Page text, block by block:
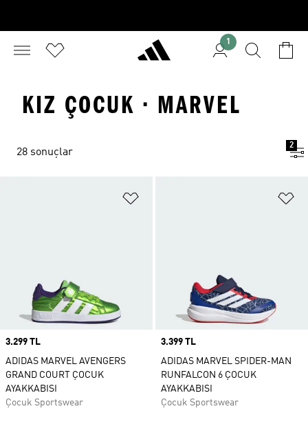
1
KIZ ÇOCUK · MARVEL
28 sonuçlar
2
Price
3.299 TL
ADIDAS MARVEL AVENGERS
GRAND COURT ÇOCUK
AYAKKABISI
Çocuk Sportswear
Price
3.399 TL
ADIDAS MARVEL SPIDER-MAN
RUNFALCON 6 ÇOCUK
AYAKKABISI
Çocuk Sportswear